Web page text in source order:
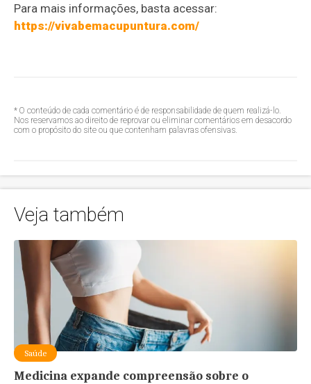
Para mais informações, basta acessar:
https://vivabemacupuntura.com/
* O conteúdo de cada comentário é de responsabilidade de quem realizá-lo.
Nos reservamos ao direito de reprovar ou eliminar comentários em desacordo
com o propósito do site ou que contenham palavras ofensivas.
Veja também
Saúde
Medicina expande compreensão sobre o